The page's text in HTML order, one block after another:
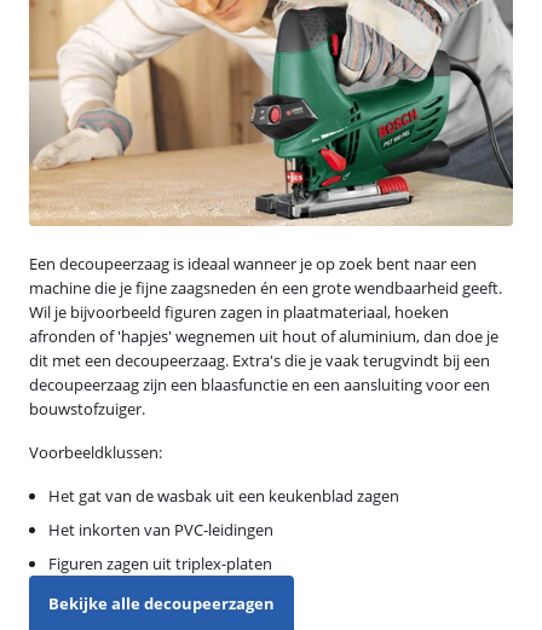
Een decoupeerzaag is ideaal wanneer je op zoek bent naar een
machine die je fijne zaagsneden én een grote wendbaarheid geeft.
Wil je bijvoorbeeld figuren zagen in plaatmateriaal, hoeken
afronden of 'hapjes' wegnemen uit hout of aluminium, dan doe je
dit met een decoupeerzaag. Extra's die je vaak terugvindt bij een
decoupeerzaag zijn een blaasfunctie en een aansluiting voor een
bouwstofzuiger.
Voorbeeldklussen:
Het gat van de wasbak uit een keukenblad zagen
Het inkorten van PVC-leidingen
Figuren zagen uit triplex-platen
Bekijke alle decoupeerzagen